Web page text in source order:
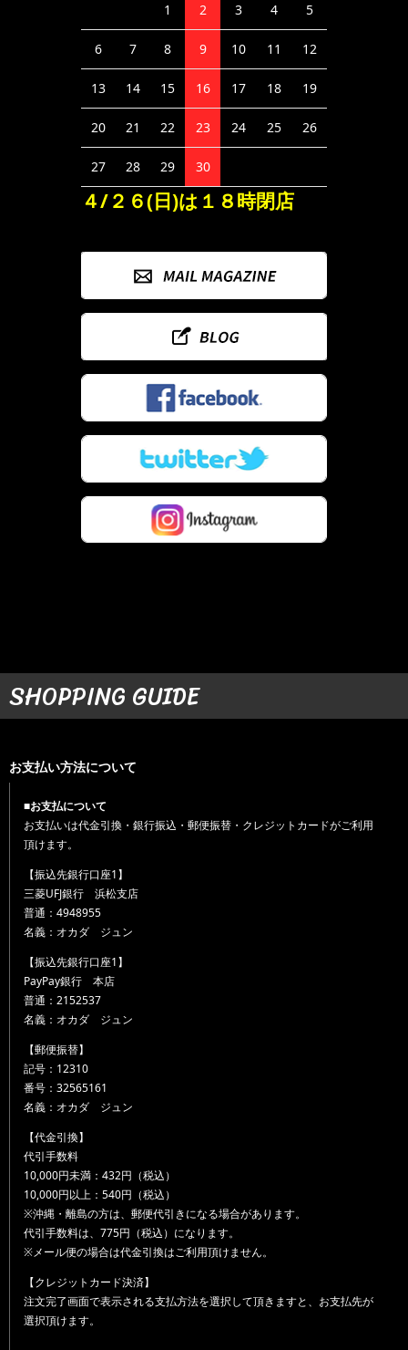
1 2 3 4 5
6 7 8 9 10 11 12
13 14 15 16 17 18 19
20 21 22 23 24 25 26
27 28 29 30
４/２６(日)は１８時閉店
SHOPPING GUIDE
お支払い方法について
■お支払について
お支払いは代金引換・銀行振込・郵便振替・クレジットカードがご利用
頂けます。
【振込先銀行口座1】
三菱UFJ銀行 浜松支店
普通：4948955
名義：オカダ ジュン
【振込先銀行口座1】
PayPay銀行 本店
普通：2152537
名義：オカダ ジュン
【郵便振替】
記号：12310
番号：32565161
名義：オカダ ジュン
【代金引換】
代引手数料
10,000円未満：432円（税込）
10,000円以上：540円（税込）
※沖縄・離島の方は、郵便代引きになる場合があります。
代引手数料は、775円（税込）になります。
※メール便の場合は代金引換はご利用頂けません。
【クレジットカード決済】
注文完了画面で表示される支払方法を選択して頂きますと、お支払先が
選択頂けます。